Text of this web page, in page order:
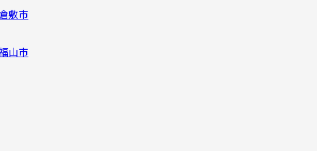
倉敷市
山市